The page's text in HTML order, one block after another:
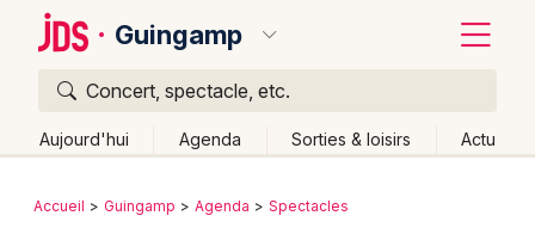
Guingamp
Concert, spectacle, etc.
Aujourd'hui Agenda Sorties & loisirs Actu
Publier un événement
Retour
Accueil Guingamp Agenda Spectacles
Quoi ?
Où ?